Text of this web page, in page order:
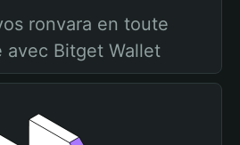
ronvara en toute
avec Bitget Wallet